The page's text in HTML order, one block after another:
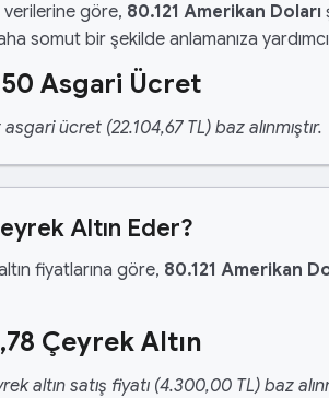
göre, 80.121 Amerikan Doları
somut bir şekilde anlamanıza
Asgari Ücret
ücret (22.104,67 TL) baz alınmıştır.
Altın Eder?
fiyatlarına göre, 80.121 Amerikan
Çeyrek Altın
altın satış fiyatı (4.300,00 TL) baz